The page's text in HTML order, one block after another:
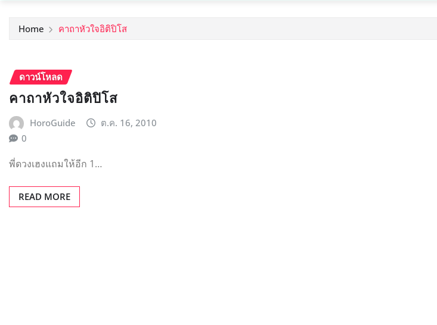
Home คาถาหัวใจอิติปิโส
ดาวน์โหลด
คาถาหัวใจอิติปิโส
HoroGuide
ต.ค. 16, 2010
0
พี่ดวงเฮงแถมให้อีก 1…
READ MORE